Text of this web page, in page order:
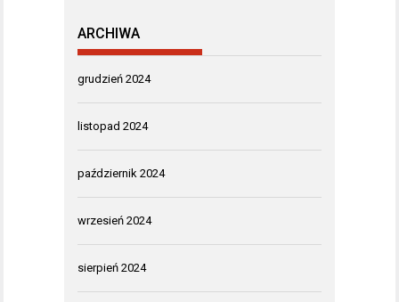
ARCHIWA
grudzień 2024
listopad 2024
październik 2024
wrzesień 2024
sierpień 2024